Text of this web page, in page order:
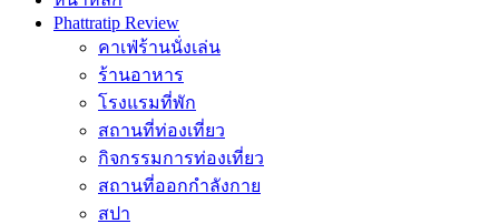
Phattratip Review
คาเฟ่ร้านนั่งเล่น
ร้านอาหาร
โรงแรมที่พัก
สถานที่ท่องเที่ยว
กิจกรรมการท่องเที่ยว
สถานที่ออกกำลังกาย
สปา